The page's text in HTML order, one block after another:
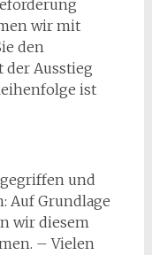
wir mit
den
der Ausstieg
ist
und
Auf Grundlage
wir diesem
– Vielen